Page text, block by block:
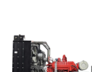
(механічна